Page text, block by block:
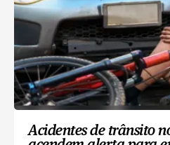
Acidentes de trânsito